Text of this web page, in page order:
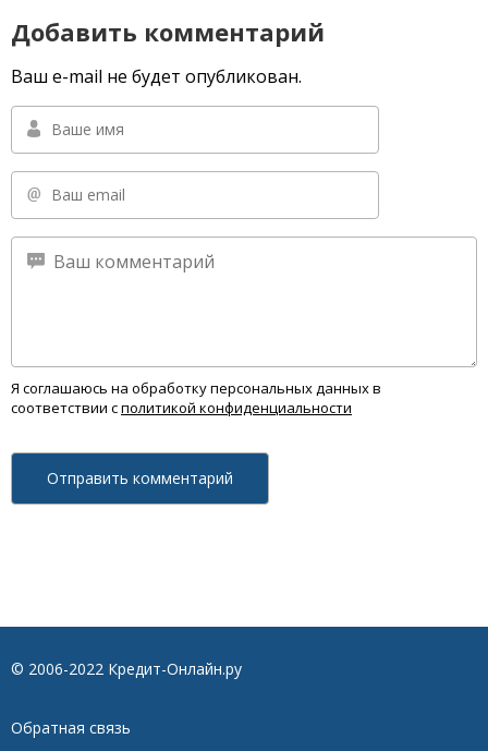
Добавить комментарий
Ваш e-mail не будет опубликован.
Я соглашаюсь на обработку персональных данных в
соответствии сполитикой конфиденциальности
© 2006-2022 Кредит-Онлайн.ру
Обратная связь